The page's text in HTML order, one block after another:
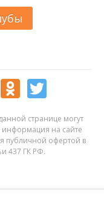
странице могут
на сайте
публичной офертой в
437 ГК РФ.